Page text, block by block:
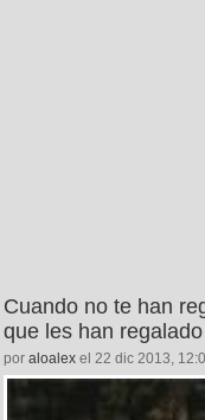
Cuando no te han
que les han
por aloalex el 22 dic 2013,